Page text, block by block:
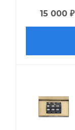
15 000 ₽